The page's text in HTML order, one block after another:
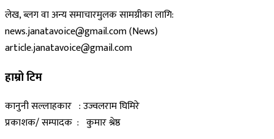
लेख, ब्लग वा अन्य समाचारमुलक सामग्रीका लागि:
news.janatavoice@gmail.com (News)
article.janatavoice@gmail.com
हाम्रो टिम
कानुनी सल्लाहकार : उज्वलराम घिमिरे
प्रकाशक/ सम्पादक : कुमार श्रेष्ठ